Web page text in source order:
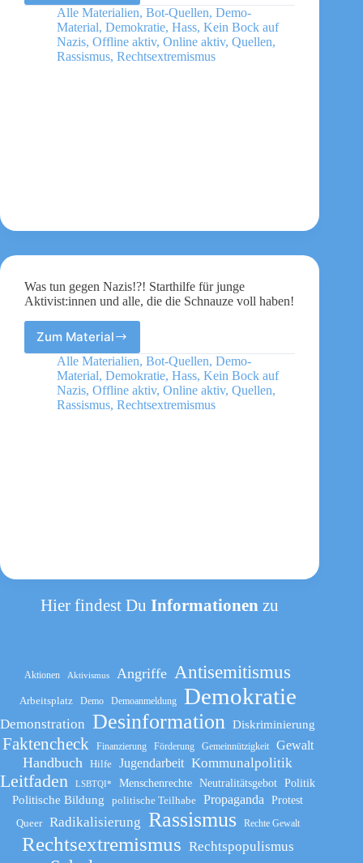
bleiben
gegen
AfD
und
Alle Materialien, Bot-Quellen, Demo-
Material, Demokratie, Hass, Kein Bock auf
Nazis, Offline aktiv, Online aktiv, Quellen,
Rassismus, Rechtsextremismus
Was tun gegen Nazis!?! Starthilfe für junge
Aktivist:innen und alle, die die Schnauze voll haben!
Zum Material
Was
tun
gegen
Nazis!?!
Starthilfe
Alle Materialien, Bot-Quellen, Demo-
Material, Demokratie, Hass, Kein Bock auf
Nazis, Offline aktiv, Online aktiv, Quellen,
Rassismus, Rechtsextremismus
Hier findest DuInformationenzu
Aktionen Aktivismus Angriffe Antisemitismus
Arbeitsplatz Demo Demoanmeldung Demokratie
Demonstration Desinformation Diskriminierung
Faktencheck Finanzierung Förderung Gemeinnützigkeit Gewalt
Handbuch Hilfe Jugendarbeit Kommunalpolitik
Leitfaden LSBTQI* Menschenrechte Neutralitätsgebot Politik
Politische Bildung politische Teilhabe Propaganda
Protest
Queer
Radikalisierung Rassismus Rechte Gewalt
Rechtsextremismus Rechtspopulismus